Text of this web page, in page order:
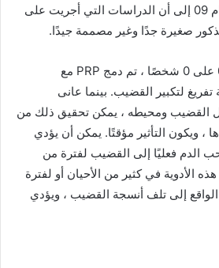
وخلصت مراجعة أخرى لعام 09 إلى أن الدراسات التي أجريت على
في دراسة أجريت عام 07 على 0 شخصًا ، تم دمج PRP مع
لتكبير القضيب. بينما عانى
القضيب ومحيطه ، يمكن تحقيق ذلك من
ويكون التأثير مؤقتًا. يمكن أن يؤدي
الدم فعليًا إلى القضيب لفترة من
الأدوية في كثير من الأحيان أو لفترة
إلى تلف أنسجة القضيب ، ويؤدي